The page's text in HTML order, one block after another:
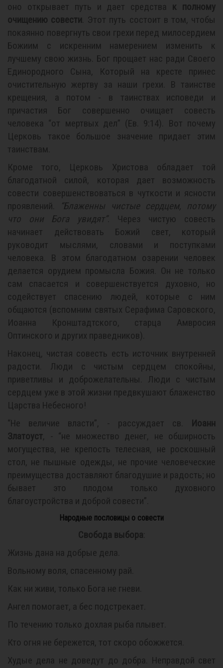
оно открывает путь и дает средства к полному
очищению совести . Этот путь состоит в том, чтобы
покаянно повергнуть свои грехи перед милосердием
Божиим с искренним намерением изменить к
лучшему свою жизнь. Бог прощает нас ради Своего
Единородного Сына, Который на кресте принес
очистительную жертву за наши грехи. В таинстве
крещения, а потом - в таинствах исповеди и
причастия Бог совершенно очищает совесть
человека “от мертвых дел” (Ев. 9:14). Вот почему
Церковь такое большое значение придает этим
таинствам.
Кроме того, Церковь Христова обладает той
благодатной силой, которая дает возможность
совести совершенствоваться в чуткости и ясности
проявлений.
“Блаженны чистые сердцем, потому
что они Бога увидят”. Через чистую совесть
начинает действовать Божий свет, который
руководит мыслями, словами и поступками
человека. В этом благодатном озарении человек
делается орудием промысла Божия. Он не только
сам спасается и совершенствуется духовно, но
содействует спасению людей, которые с ним
общаются (вспомним святых Серафима Саровского,
Иоанна Кронштадтского, старца Амвросия
Оптинского и других праведников).
Наконец, чистая совесть есть источник внутренней
радости. Люди с чистым сердцем спокойны,
приветливы и доброжелательны. Люди с чистым
сердцем уже в этой жизни предвкушают блаженство
Царства Небесного!
“Не величие власти”, - рассуждает св. Иоанн
Златоуст, - “не множество денег, не обширность
могущества, не крепость телесная, не роскошный
стол, не пышные одежды, не прочие человеческие
преимущества доставляют благодушие и радость; но
бывает это плодом только духовного
благоустройства и доброй совести”.
Народные пословицы о совести
Свобода выбора
Жизнь дана на добрые дела.
Вольному воля, спасенному рай.
Как ни живи, только Бога не гневи.
Ангел помогает, а бес подстрекает.
По течению только дохлая рыба плывет.
Кто огня не бережется, тот скоро обожжется.
Худые дела не доведут до добра. Неправдой свет